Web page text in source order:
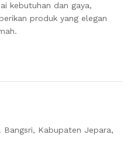
kebutuhan dan gaya,
produk yang elegan
Bangsri, Kabupaten Jepara,